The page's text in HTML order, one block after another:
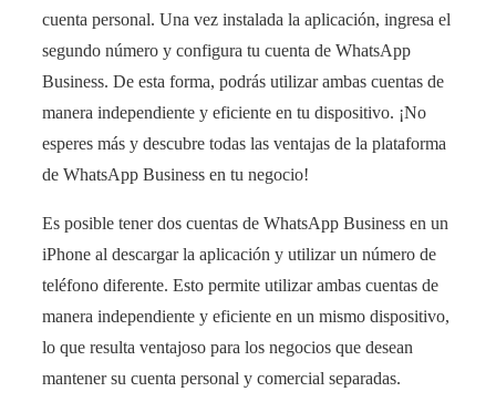
cuenta personal. Una vez instalada la aplicación, ingresa el
segundo número y configura tu cuenta de WhatsApp
Business. De esta forma, podrás utilizar ambas cuentas de
manera independiente y eficiente en tu dispositivo. ¡No
esperes más y descubre todas las ventajas de la plataforma
de WhatsApp Business en tu negocio!
Es posible tener dos cuentas de WhatsApp Business en un
iPhone al descargar la aplicación y utilizar un número de
teléfono diferente. Esto permite utilizar ambas cuentas de
manera independiente y eficiente en un mismo dispositivo,
lo que resulta ventajoso para los negocios que desean
mantener su cuenta personal y comercial separadas.